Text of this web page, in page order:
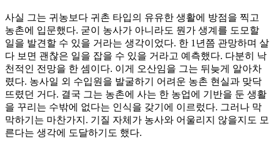
사실 그는 귀농보다 귀촌 타입의 유유한 생활에 방점을 찍고
농촌에 입문했다. 굳이 농사가 아니라도 뭔가 생계를 도모할
일을 발견할 수 있을 거라는 생각이었다. 한 1년쯤 관망하며 살
다 보면 괜찮은 일을 잡을 수 있을 거라고 예측했다. 다분히 낙
천적인 전망을 한 셈이다. 이게 오산임을 그는 뒤늦게 알아차
렸다. 농사일 외 수입원을 발굴하기 어려운 농촌 현실과 맞닥
뜨렸던 거다. 결국 그는 농촌에 사는 한 농업에 기반을 둔 생활
을 꾸리는 수밖에 없다는 인식을 갖기에 이르렀다. 그러나 막
막하기는 마찬가지. 기질 자체가 농사와 어울리지 않을지도 모
른다는 생각에 도달하기도 했다.